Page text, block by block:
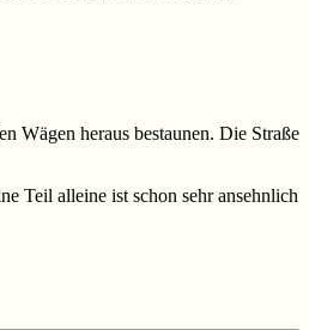
Wägen heraus bestaunen. Die Straße
Teil alleine ist schon sehr ansehnlich